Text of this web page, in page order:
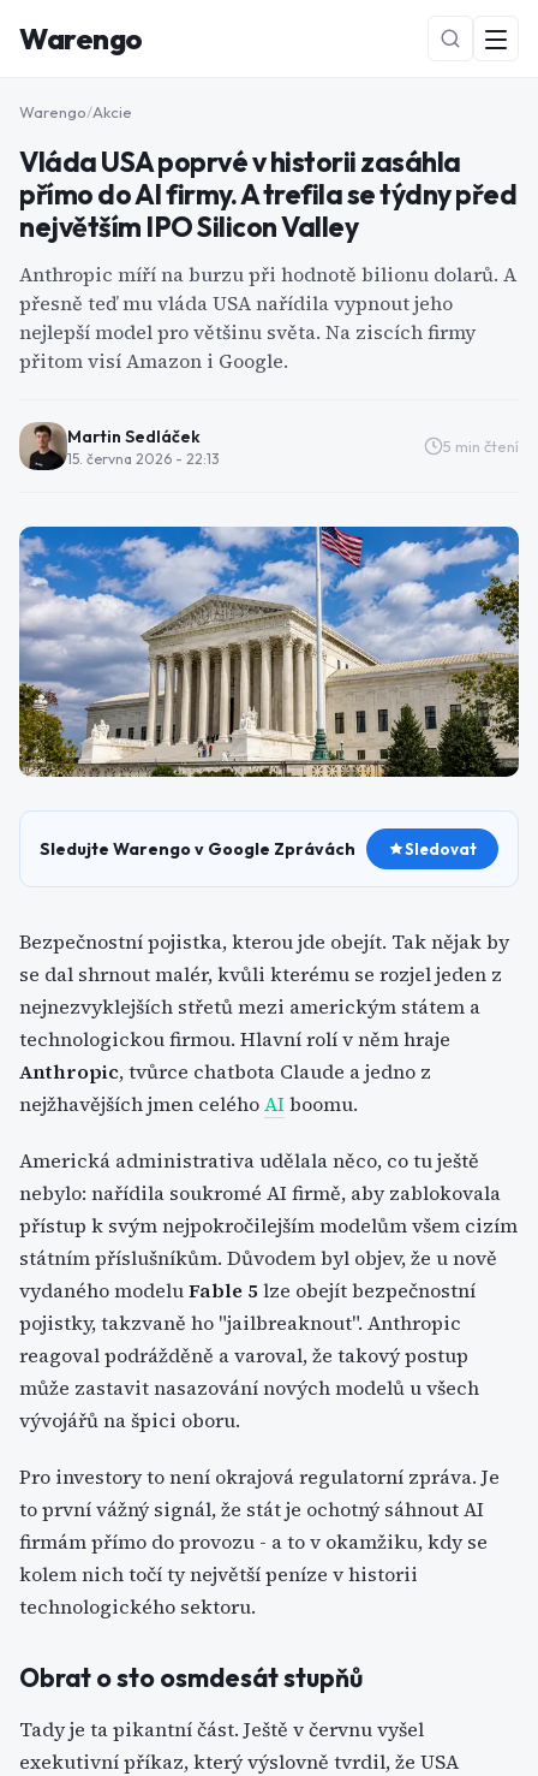
Warengo
NOVÉ
Warengo/Akcie
Vláda USA poprvé v historii zasáhla
přímo do AI firmy. A trefila se týdny před
největším IPO Silicon Valley
Anthropic míří na burzu při hodnotě bilionu dolarů. A
přesně teď mu vláda USA nařídila vypnout jeho
nejlepší model pro většinu světa. Na ziscích firmy
přitom visí Amazon i Google.
Martin Sedláček
15. června 2026 - 22:13
5 min čtení
Sledujte Warengo v Google Zprávách Sledovat
Bezpečnostní pojistka, kterou jde obejít. Tak nějak by
se dal shrnout malér, kvůli kterému se rozjel jeden z
nejnezvyklejších střetů mezi americkým státem a
technologickou firmou. Hlavní rolí v něm hraje
Anthropic, tvůrce chatbota Claude a jedno z
nejžhavějších jmen celéhoAIboomu.
Americká administrativa udělala něco, co tu ještě
nebylo: nařídila soukromé AI firmě, aby zablokovala
přístup k svým nejpokročilejším modelům všem cizím
státním příslušníkům. Důvodem byl objev, že u nově
vydaného modeluFable 5 lze obejít bezpečnostní
pojistky, takzvaně ho "jailbreaknout". Anthropic
reagoval podrážděně a varoval, že takový postup
může zastavit nasazování nových modelů u všech
vývojářů na špici oboru.
Pro investory to není okrajová regulatorní zpráva. Je
to první vážný signál, že stát je ochotný sáhnout AI
firmám přímo do provozu - a to v okamžiku, kdy se
kolem nich točí ty největší peníze v historii
technologického sektoru.
Obrat o sto osmdesát stupňů
Tady je ta pikantní část. Ještě v červnu vyšel
exekutivní příkaz, který výslovně tvrdil, že USA